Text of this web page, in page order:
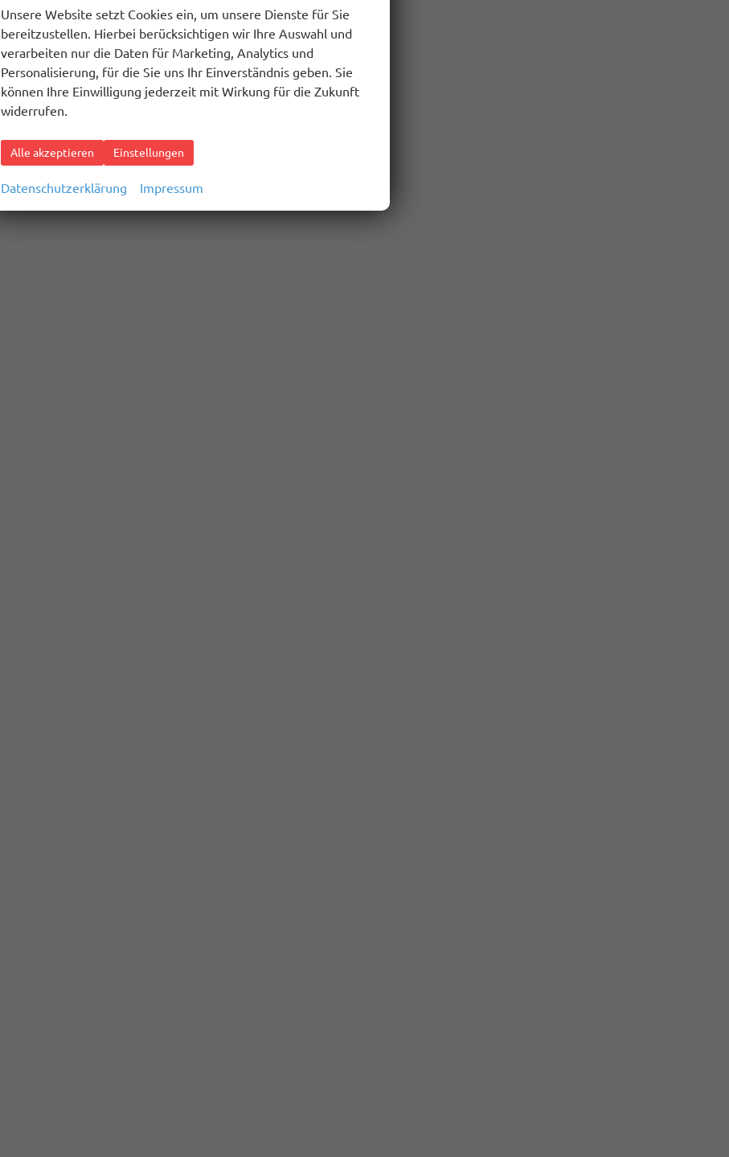
Unsere Website setzt Cookies ein, um unsere Dienste für Sie
bereitzustellen. Hierbei berücksichtigen wir Ihre Auswahl und
verarbeiten nur die Daten für Marketing, Analytics und
Personalisierung, für die Sie uns Ihr Einverständnis geben. Sie
können Ihre Einwilligung jederzeit mit Wirkung für die Zukunft
widerrufen.
Alle akzeptieren Einstellungen
Datenschutzerklärung Impressum